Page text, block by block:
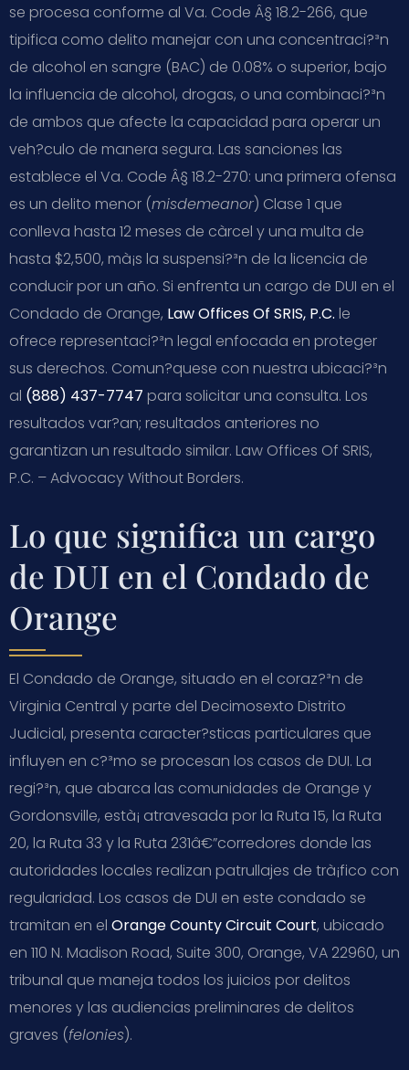
se procesa conforme al Va. Code Â§ 18.2-266, que
tipifica como delito manejar con una concentraci?³n
de alcohol en sangre (BAC) de 0.08% o superior, bajo
la influencia de alcohol, drogas, o una combinaci?³n
de ambos que afecte la capacidad para operar un
veh?­culo de manera segura. Las sanciones las
establece el Va. Code Â§ 18.2-270: una primera ofensa
es un delito menor (misdemeanor) Clase 1 que
conlleva hasta 12 meses de càrcel y una multa de
hasta $2,500, mà¡s la suspensi?³n de la licencia de
conducir por un año. Si enfrenta un cargo de DUI en el
Condado de Orange, Law Offices Of SRIS, P.C. le
ofrece representaci?³n legal enfocada en proteger
sus derechos. Comun?­quese con nuestra ubicaci?³n
al (888) 437-7747 para solicitar una consulta. Los
resultados var?­an; resultados anteriores no
garantizan un resultado similar. Law Offices Of SRIS,
P.C. – Advocacy Without Borders.
Lo que significa un cargo
de DUI en el Condado de
Orange
El Condado de Orange, situado en el coraz?³n de
Virginia Central y parte del Decimosexto Distrito
Judicial, presenta caracter?­sticas particulares que
influyen en c?³mo se procesan los casos de DUI. La
regi?³n, que abarca las comunidades de Orange y
Gordonsville, està¡ atravesada por la Ruta 15, la Ruta
20, la Ruta 33 y la Ruta 231â€”corredores donde las
autoridades locales realizan patrullajes de trà¡fico con
regularidad. Los casos de DUI en este condado se
tramitan en el Orange County Circuit Court, ubicado
en 110 N. Madison Road, Suite 300, Orange, VA 22960, un
tribunal que maneja todos los juicios por delitos
menores y las audiencias preliminares de delitos
graves (felonies).